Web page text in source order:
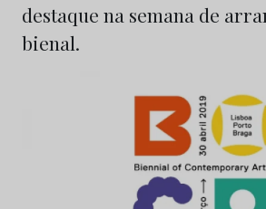
destaque na semana de
bienal.